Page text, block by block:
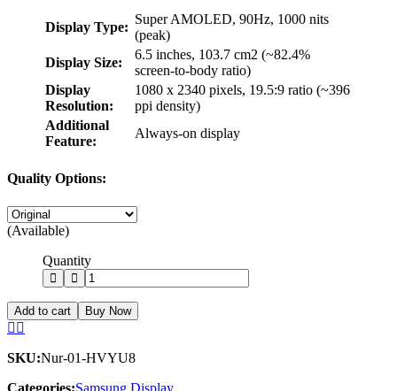
Display Type:
Super AMOLED, 90Hz, 1000 nits
(peak)
Display Size:
6.5 inches, 103.7 cm2 (~82.4%
screen-to-body ratio)
Display
Resolution:
1080 x 2340 pixels, 19.5:9 ratio (~396
ppi density)
Additional
Feature:
Always-on display
Quality Options:
(Available)
Quantity
Add to cart Buy Now
SKU:Nur-01-HVYU8
Categories:Samsung Display